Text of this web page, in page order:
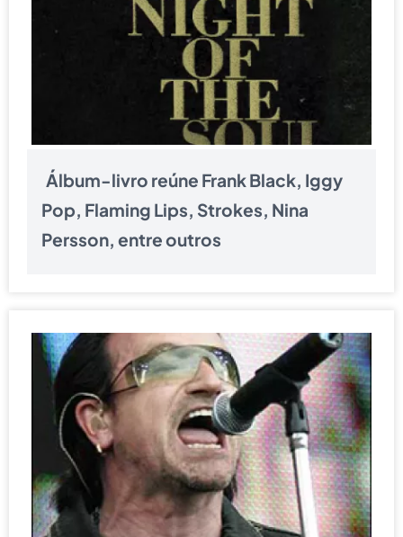
Álbum-livro reúne Frank Black, Iggy
Pop, Flaming Lips, Strokes, Nina
Persson, entre outros